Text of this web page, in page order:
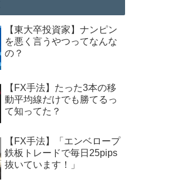
【東大卒投資家】ナンピン
を悪く言うやつってなんな
の？
【FX手法】たった3本の移
動平均線だけでも勝てるっ
て知ってた？
【FX手法】「エンベロープ
鉄板トレードで毎日25pips
抜いています！」